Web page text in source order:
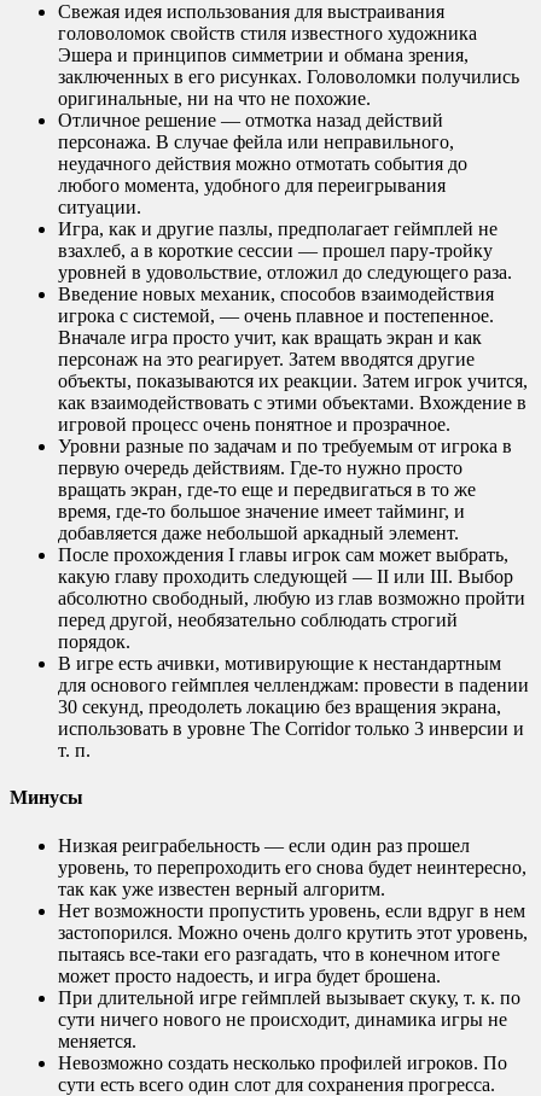
Свежая идея использования для выстраивания
головоломок свойств стиля известного художника
Эшера и принципов симметрии и обмана зрения,
заключенных в его рисунках. Головоломки получились
оригинальные, ни на что не похожие.
Отличное решение — отмотка назад действий
персонажа. В случае фейла или неправильного,
неудачного действия можно отмотать события до
любого момента, удобного для переигрывания
ситуации.
Игра, как и другие пазлы, предполагает геймплей не
взахлеб, а в короткие сессии — прошел пару-тройку
уровней в удовольствие, отложил до следующего раза.
Введение новых механик, способов взаимодействия
игрока с системой, — очень плавное и постепенное.
Вначале игра просто учит, как вращать экран и как
персонаж на это реагирует. Затем вводятся другие
объекты, показываются их реакции. Затем игрок учится,
как взаимодействовать с этими объектами. Вхождение в
игровой процесс очень понятное и прозрачное.
Уровни разные по задачам и по требуемым от игрока в
первую очередь действиям. Где-то нужно просто
вращать экран, где-то еще и передвигаться в то же
время, где-то большое значение имеет тайминг, и
добавляется даже небольшой аркадный элемент.
После прохождения I главы игрок сам может выбрать,
какую главу проходить следующей — II или III. Выбор
абсолютно свободный, любую из глав возможно пройти
перед другой, необязательно соблюдать строгий
порядок.
В игре есть ачивки, мотивирующие к нестандартным
для основого геймплея челленджам: провести в падении
30 секунд, преодолеть локацию без вращения экрана,
использовать в уровне The Corridor только 3 инверсии и
т. п.
Минусы
Низкая реиграбельность — если один раз прошел
уровень, то перепроходить его снова будет неинтересно,
так как уже известен верный алгоритм.
Нет возможности пропустить уровень, если вдруг в нем
застопорился. Можно очень долго крутить этот уровень,
пытаясь все-таки его разгадать, что в конечном итоге
может просто надоесть, и игра будет брошена.
При длительной игре геймплей вызывает скуку, т. к. по
сути ничего нового не происходит, динамика игры не
меняется.
Невозможно создать несколько профилей игроков. По
сути есть всего один слот для сохранения прогресса.